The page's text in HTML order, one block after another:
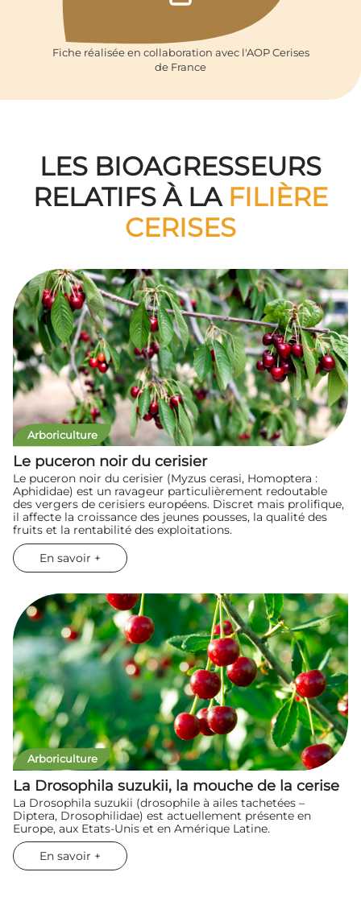
Fiche réalisée en collaboration avec l'AOP Cerises
de France
LES BIOAGRESSEURS
RELATIFS À LA FILIÈRE
CERISES
Arboriculture
Le puceron noir du cerisier
Le puceron noir du cerisier (Myzus cerasi, Homoptera :
Aphididae) est un ravageur particulièrement redoutable
des vergers de cerisiers européens. Discret mais prolifique,
il affecte la croissance des jeunes pousses, la qualité des
fruits et la rentabilité des exploitations.
En savoir +
Arboriculture
La Drosophila suzukii, la mouche de la cerise
La Drosophila suzukii (drosophile à ailes tachetées –
Diptera, Drosophilidae) est actuellement présente en
Europe, aux Etats-Unis et en Amérique Latine.
En savoir +